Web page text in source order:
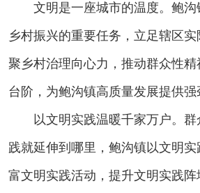
文明是一座城市的温度。鲍沟
乡村振兴的重要任务，立足辖区
聚乡村治理向心力，推动群众性
台阶，为鲍沟镇高质量发展提供强
以文明实践温暖千家万户。群
践就延伸到哪里，鲍沟镇以文明
富文明实践活动，提升文明实践